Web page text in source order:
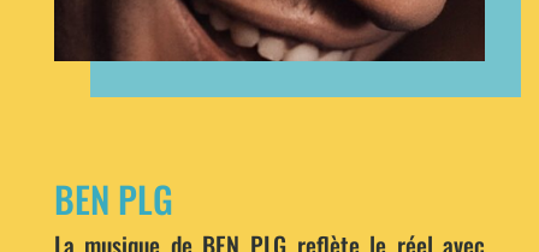
BEN PLG
La musique de BEN PLG reflète le réel avec